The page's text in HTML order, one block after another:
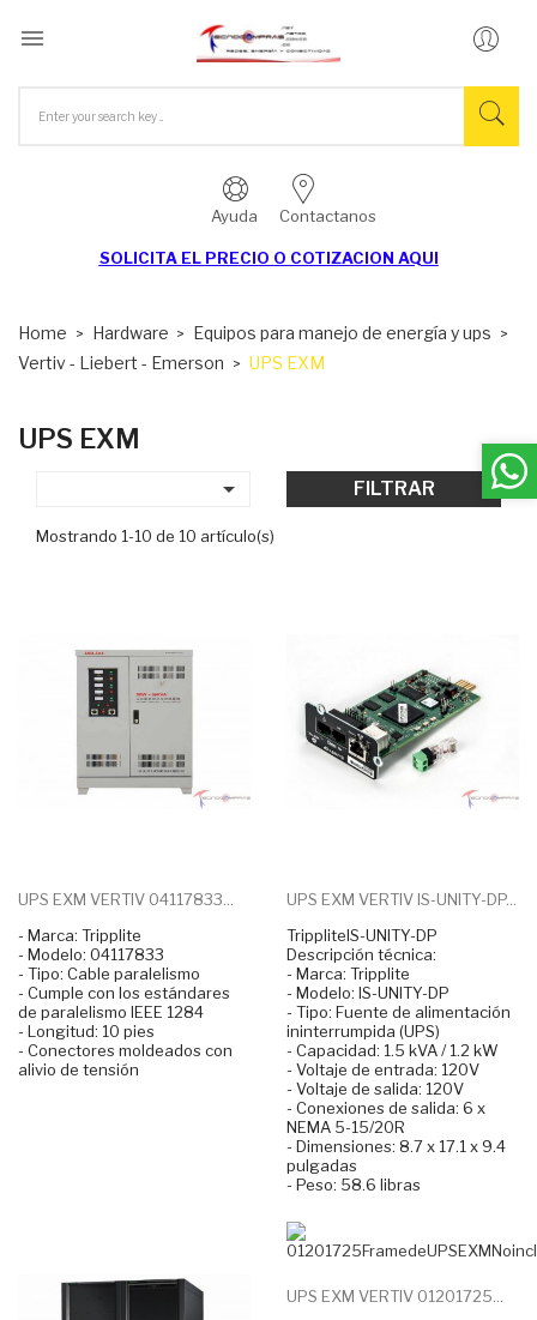

Ayuda Contactanos
SOLICITA EL PRECIO O COTIZACION AQUI
Home Hardware
Equipos para manejo de energía y ups
Vertiv - Liebert - Emerson
UPS EXM
UPS EXM
 FILTRAR
Mostrando 1-10 de 10 artículo(s)
UPS EXM VERTIV 04117833...
- Marca: Tripplite
- Modelo: 04117833
- Tipo: Cable paralelismo
- Cumple con los estándares
de paralelismo IEEE 1284
- Longitud: 10 pies
- Conectores moldeados con
alivio de tensión
UPS EXM VERTIV IS-UNITY-DP...
TrippliteIS-UNITY-DP
Descripción técnica:
- Marca: Tripplite
- Modelo: IS-UNITY-DP
- Tipo: Fuente de alimentación
ininterrumpida (UPS)
- Capacidad: 1.5 kVA / 1.2 kW
- Voltaje de entrada: 120V
- Voltaje de salida: 120V
- Conexiones de salida: 6 x
NEMA 5-15/20R
- Dimensiones: 8.7 x 17.1 x 9.4
pulgadas
- Peso: 58.6 libras
UPS EXM VERTIV 01201725...